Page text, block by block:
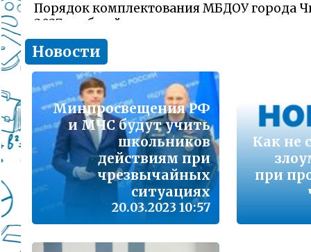
Порядок комплектования МБДОУ города
2027 учебный год
Подробнее...
Комитет образования Читы напоминает о
заявлений об участии в ГИА-11 (ЕГЭ)
Подробнее...
В сезон гриппа и острых респираторных
наша с Вами общая задача – не допустить
заболеваемости
Подробнее...
Лицам, желающим сдать единый
(далее ЕГЭ) в 2026 году
Новости
Минпросвещения РФ
и МЧС будут учить
школьников
действиям при
чрезвычайных
ситуациях
20.03.2023 10:57
Как не
при